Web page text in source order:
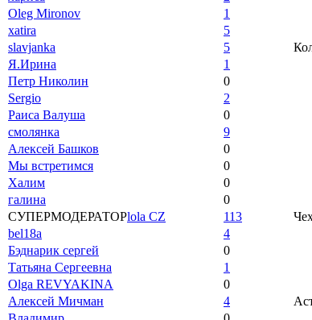
Oleg Mironov
1
xatira
5
slavjanka
5
Я.Ирина
1
Петр Николин
0
Sergio
2
Раиса Валуша
0
смолянка
9
Алексей Башков
0
Мы встретимся
0
Халим
0
галина
0
СУПЕРМОДЕРАТОРlola CZ 113
bel18a
4
Бэднарик сергей
0
Татьяна Сергеевна
1
Olga REVYAKINA
0
Алексей Мичман
4